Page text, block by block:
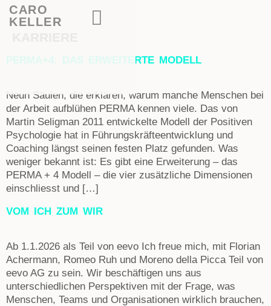
CARO
KELLER
PERMA+4: DAS ERWEITERTE MODELL
Neun Säulen, die erklären, warum manche Menschen bei
der Arbeit aufblühen PERMA kennen viele. Das von
Martin Seligman 2011 entwickelte Modell der Positiven
Psychologie hat in Führungskräfteentwicklung und
Coaching längst seinen festen Platz gefunden. Was
weniger bekannt ist: Es gibt eine Erweiterung – das
PERMA + 4 Modell – die vier zusätzliche Dimensionen
einschliesst und […]
VOM ICH ZUM WIR
Ab 1.1.2026 als Teil von eevo Ich freue mich, mit Florian
Achermann, Romeo Ruh und Moreno della Picca Teil von
eevo AG zu sein. Wir beschäftigen uns aus
unterschiedlichen Perspektiven mit der Frage, was
Menschen, Teams und Organisationen wirklich brauchen,